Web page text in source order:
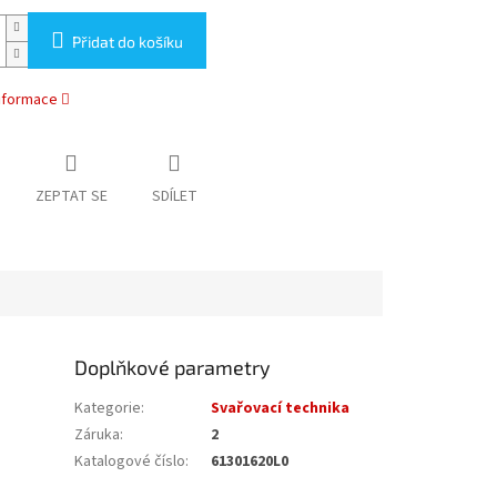
Přidat do košíku
ZEPTAT SE SDÍLET
Doplňkové parametry
Kategorie:
Svařovací technika
Záruka:
2
Katalogové číslo: 61301620L0